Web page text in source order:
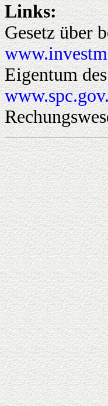
Links:
Gesetz über
Eigentum